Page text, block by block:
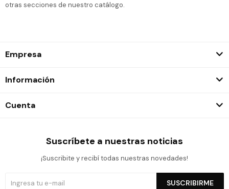
otras secciones de nuestro catálogo.
Empresa
Información
Cuenta
Suscríbete a nuestras noticias
¡Suscribite y recibí todas nuestras novedades!
SUSCRIBIRME